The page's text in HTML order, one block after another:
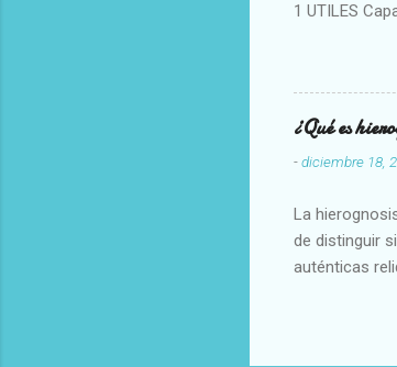
1 UTILES
Aproximado
Escrupuloso-
Armonioso-
¿Qué es
-diciembre 18,
La
de distinguir
auténticas